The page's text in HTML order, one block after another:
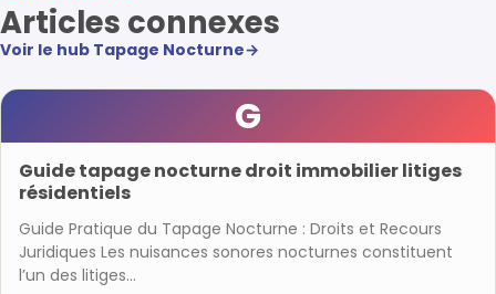
Articles connexes
Voir le hub Tapage Nocturne→
G
Guide tapage nocturne droit immobilier litiges
résidentiels
Guide Pratique du Tapage Nocturne : Droits et Recours
Juridiques Les nuisances sonores nocturnes constituent
l’un des litiges…